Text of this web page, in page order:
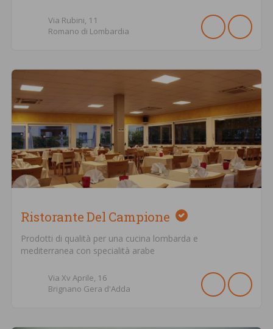
Via Rubini, 11
Romano di Lombardia
Ristorante Del Campione
Prodotti di qualità per una cucina lombarda e
mediterranea con specialità arabe
Via Xv Aprile, 16
Brignano Gera d'Adda